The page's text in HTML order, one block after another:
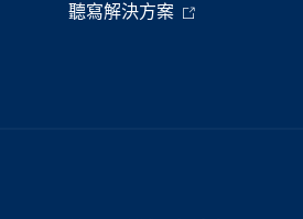
聽寫解決方案